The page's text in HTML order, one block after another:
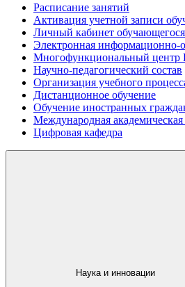
Расписание занятий
Активация учетной записи
Личный кабинет обучающегося
Электронная информационно-
Многофункциональный
Научно-педагогический состав
Организация учебного
Дистанционное обучение
Обучение иностранных
Международная
Цифровая кафедра
Наука и инновации